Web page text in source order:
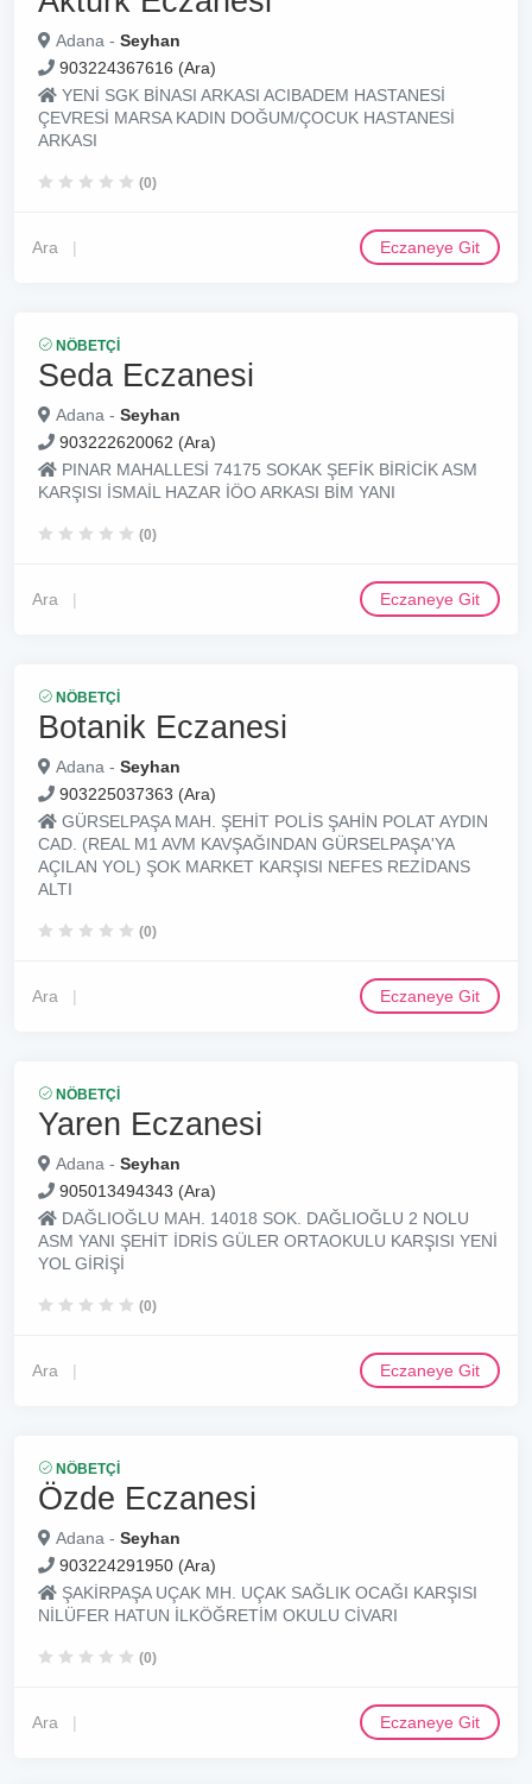
Adana - Seyhan
903224367616 (Ara)
YENİ SGK BİNASI ARKASI ACIBADEM HASTANESİ
ÇEVRESİ MARSA KADIN DOĞUM/ÇOCUK HASTANESİ
ARKASI
(0)
Ara Eczaneye Git
NÖBETÇI
Seda Eczanesi
Adana - Seyhan
903222620062 (Ara)
PINAR MAHALLESİ 74175 SOKAK ŞEFİK BİRİCİK ASM
KARŞISI İSMAİL HAZAR İÖO ARKASI BİM YANI
(0)
Ara Eczaneye Git
NÖBETÇI
Botanik Eczanesi
Adana - Seyhan
903225037363 (Ara)
GÜRSELPAŞA MAH. ŞEHİT POLİS ŞAHİN POLAT AYDIN
CAD. (REAL M1 AVM KAVŞAĞINDAN GÜRSELPAŞA'YA
AÇILAN YOL) ŞOK MARKET KARŞISI NEFES REZİDANS
ALTI
(0)
Ara Eczaneye Git
NÖBETÇI
Yaren Eczanesi
Adana - Seyhan
905013494343 (Ara)
DAĞLIOĞLU MAH. 14018 SOK. DAĞLIOĞLU 2 NOLU
ASM YANI ŞEHİT İDRİS GÜLER ORTAOKULU KARŞISI YENİ
YOL GİRİŞİ
(0)
Ara Eczaneye Git
NÖBETÇI
Özde Eczanesi
Adana - Seyhan
903224291950 (Ara)
ŞAKİRPAŞA UÇAK MH. UÇAK SAĞLIK OCAĞI KARŞISI
NİLÜFER HATUN İLKÖĞRETİM OKULU CİVARI
(0)
Ara Eczaneye Git